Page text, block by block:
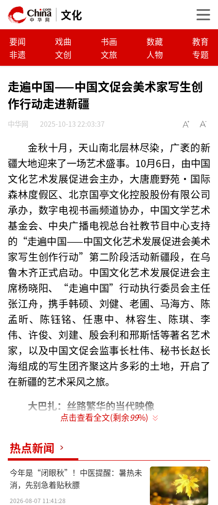
文化
要闻 戏曲 书画 数藏
教育
非遗
文创 文旅 人物 专题
走遍中国——中国文促会美术家写生创
作行动走进新疆
中华网 2025-10-13 22:03:37
金秋十月，天山南北层林尽染，广袤的新
疆大地迎来了一场艺术盛事。10月6日，由中国
文化艺术发展促进会主办，大唐鹿野苑·国际
森林度假区、北京国亭文化控股股份有限公司
承办，数字电视书画频道协办，中国文学艺术
基金会、中央广播电视总台社教节目中心支持
的“走遍中国——中国文化艺术发展促进会美术
家写生创作行动”第二阶段活动新疆段，在乌
鲁木齐正式启动。中国文化艺术发展促进会主
席杨晓阳、“走遍中国”行动执行委员会主任
张江舟，携手韩硕、刘健、老圃、马海方、陈
孟昕、陈钰铭、任惠中、林容生、陈琪、李
伟、许俊、刘建、殷会利和邢斯恬等著名艺术
家，以及中国文促会监事长杜伟、秘书长赵长
海组成的写生团齐聚这片多彩的土地，开启了
在新疆的艺术采风之旅。
大巴扎：丝路繁华的当代映像
点击查看全文(剩余99%)
热点新闻
今年是“闭眼秋”！中医提醒：暑热未
消，先别急着贴秋膘
2026-08-07 11:41:28